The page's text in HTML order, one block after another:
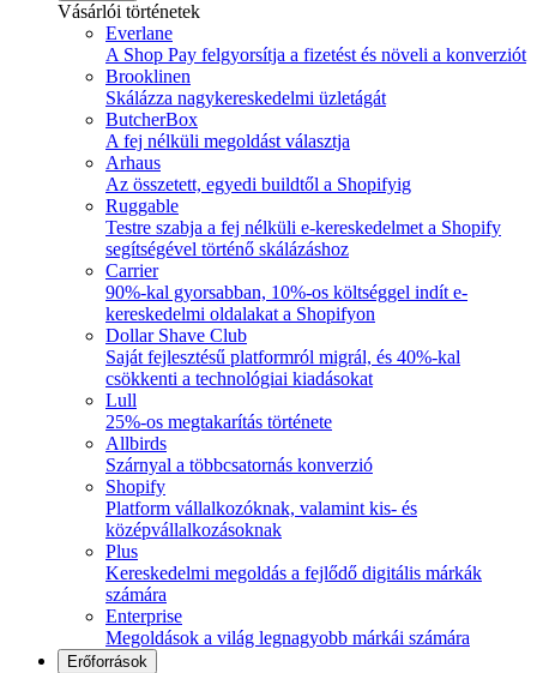
Vásárlói történetek
Everlane
A Shop Pay felgyorsítja a fizetést és növeli a konverziót
Brooklinen
Skálázza nagykereskedelmi üzletágát
ButcherBox
A fej nélküli megoldást választja
Arhaus
Az összetett, egyedi buildtől a Shopifyig
Ruggable
Testre szabja a fej nélküli e-kereskedelmet a Shopify
segítségével történő skálázáshoz
Carrier
90%-kal gyorsabban, 10%-os költséggel indít e-
kereskedelmi oldalakat a Shopifyon
Dollar Shave Club
Saját fejlesztésű platformról migrál, és 40%-kal
csökkenti a technológiai kiadásokat
Lull
25%-os megtakarítás története
Allbirds
Szárnyal a többcsatornás konverzió
Shopify
Platform vállalkozóknak, valamint kis- és
középvállalkozásoknak
Plus
Kereskedelmi megoldás a fejlődő digitális márkák
számára
Enterprise
Megoldások a világ legnagyobb márkái számára
Erőforrások